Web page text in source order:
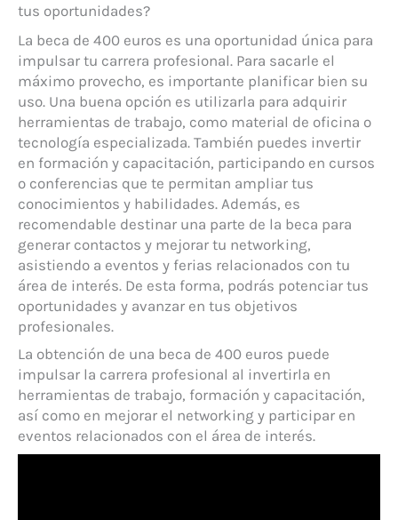
tus oportunidades?
La beca de 400 euros es una oportunidad única para
impulsar tu carrera profesional. Para sacarle el
máximo provecho, es importante planificar bien su
uso. Una buena opción es utilizarla para adquirir
herramientas de trabajo, como material de oficina o
tecnología especializada. También puedes invertir
en formación y capacitación, participando en cursos
o conferencias que te permitan ampliar tus
conocimientos y habilidades. Además, es
recomendable destinar una parte de la beca para
generar contactos y mejorar tu networking,
asistiendo a eventos y ferias relacionados con tu
área de interés. De esta forma, podrás potenciar tus
oportunidades y avanzar en tus objetivos
profesionales.
La obtención de una beca de 400 euros puede
impulsar la carrera profesional al invertirla en
herramientas de trabajo, formación y capacitación,
así como en mejorar el networking y participar en
eventos relacionados con el área de interés.